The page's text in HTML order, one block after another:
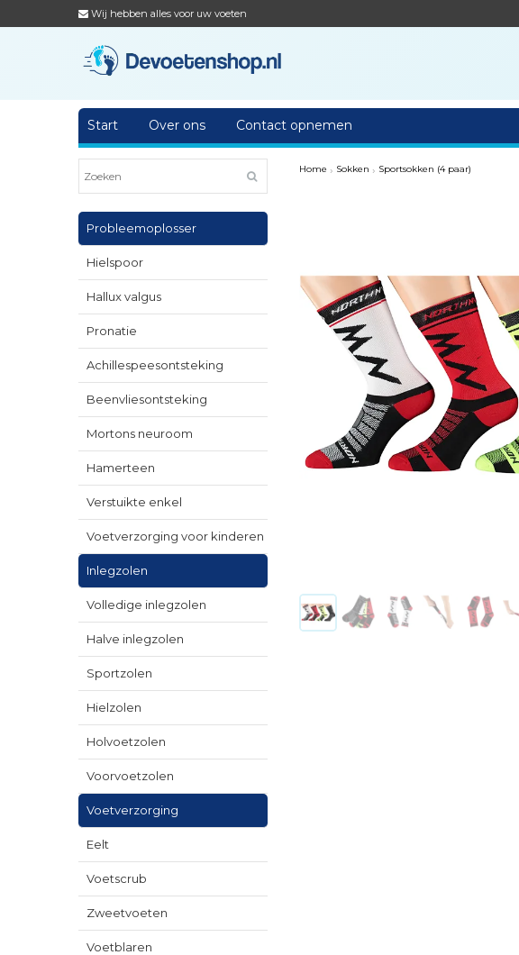
Wij hebben alles voor uw voeten
Start Over ons Contact opnemen
Probleemoplosser
Hielspoor
Hallux valgus
Pronatie
Achillespeesontsteking
Beenvliesontsteking
Mortons neuroom
Hamerteen
Verstuikte enkel
Voetverzorging voor kinderen
Inlegzolen
Volledige inlegzolen
Halve inlegzolen
Sportzolen
Hielzolen
Holvoetzolen
Voorvoetzolen
Voetverzorging
Eelt
Voetscrub
Zweetvoeten
Voetblaren
Home › Sokken › Sportsokken (4 paar)